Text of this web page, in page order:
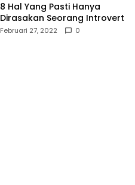
8 Hal Yang Pasti Hanya
Dirasakan Seorang Introvert
Februari 27, 2022 0